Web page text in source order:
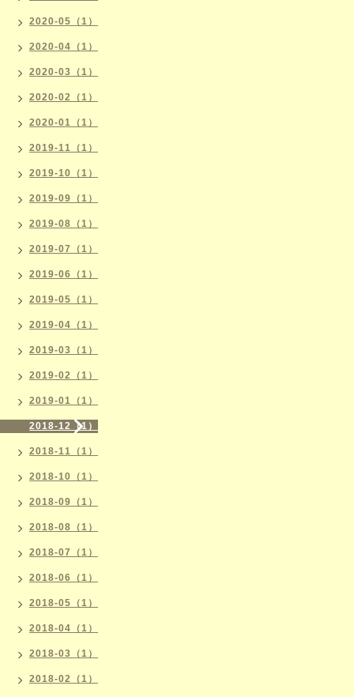
2020-05（1）
2020-04（1）
2020-03（1）
2020-02（1）
2020-01（1）
2019-11（1）
2019-10（1）
2019-09（1）
2019-08（1）
2019-07（1）
2019-06（1）
2019-05（1）
2019-04（1）
2019-03（1）
2019-02（1）
2019-01（1）
2018-12（1）
2018-11（1）
2018-10（1）
2018-09（1）
2018-08（1）
2018-07（1）
2018-06（1）
2018-05（1）
2018-04（1）
2018-03（1）
2018-02（1）